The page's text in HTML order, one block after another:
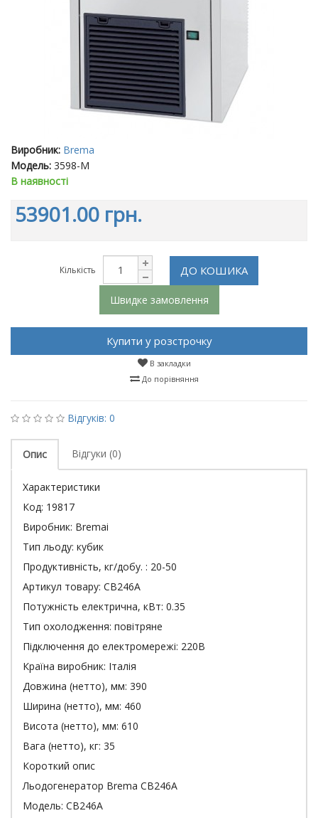
Виробник: Brema
Модель: 3598-M
В наявності
53901.00 грн.
Кількість ДО КОШИКА
Швидке замовлення
Купити у розстрочку
В закладки
До порівняння
Відгуків: 0
Опис Відгуки (0)
Характеристики
Код: 19817
Виробник: Bremai
Тип льоду: кубик
Продуктивність, кг/добу. : 20-50
Артикул товару: CB246A
Потужність електрична, кВт: 0.35
Тип охолодження: повітряне
Підключення до електромережі: 220В
Країна виробник: Італія
Довжина (нетто), мм: 390
Ширина (нетто), мм: 460
Висота (нетто), мм: 610
Вага (нетто), кг: 35
Короткий опис
Льодогенератор Brema CB246A
Модель: CB246A